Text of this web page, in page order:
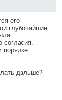
его
глубочайшие
согласия.
порядке
дальше?